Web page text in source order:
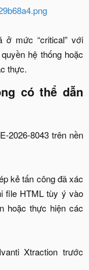
ở mức “critical” với
hệ thống hoặc
thực.​
có thể dẫn
2026-8043 trên nền
kẻ tấn công đã xác
file HTML tùy ý vào
hoặc thực hiện các
Xtraction trước